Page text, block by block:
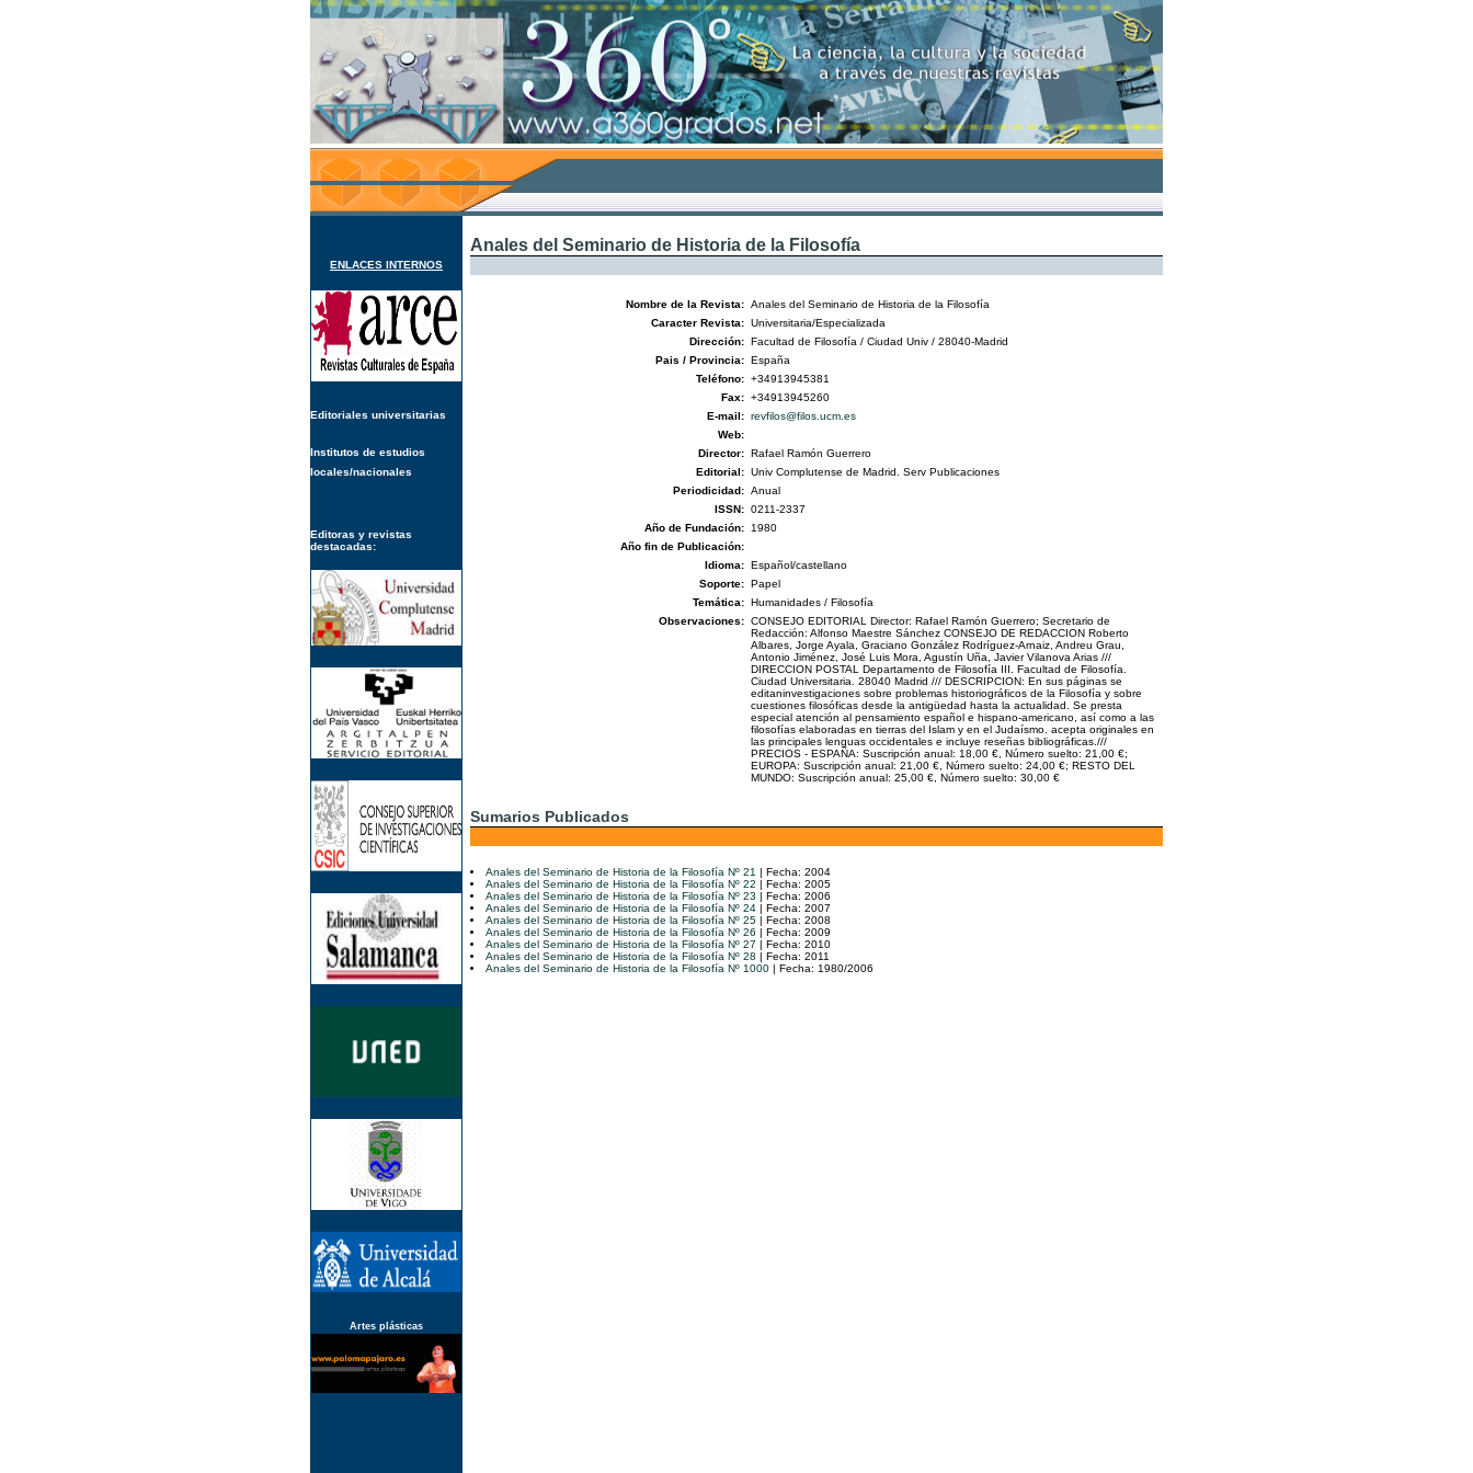
ENLACES INTERNOS
Editoriales universitarias
Institutos de estudios
locales/nacionales
Editoras y revistas
destacadas:
Artes plásticas
Anales del Seminario de Historia de la Filosofía
Nombre de la Revista: Anales del Seminario de Historia de la Filosofía
Caracter Revista: Universitaria/Especializada
Dirección: Facultad de Filosofía / Ciudad Univ / 28040-Madrid
Pais / Provincia: España
Teléfono: +34913945381
Fax: +34913945260
E-mail: revfilos@filos.ucm.es
Web:
Director: Rafael Ramón Guerrero
Editorial: Univ Complutense de Madrid. Serv Publicaciones
Periodicidad: Anual
ISSN: 0211-2337
Año de Fundación:
1980
Año fin de Publicación:
Idioma: Español/castellano
Soporte: Papel
Temática: Humanidades / Filosofía
Observaciones: CONSEJO EDITORIAL Director: Rafael Ramón Guerrero; Secretario de
Redacción: Alfonso Maestre Sánchez CONSEJO DE REDACCION Roberto
Albares, Jorge Ayala, Graciano González Rodríguez-Arnaiz, Andreu Grau,
Antonio Jiménez, José Luis Mora, Agustín Uña, Javier Vilanova Arias ///
DIRECCION POSTAL Departamento de Filosofía III. Facultad de Filosofía.
Ciudad Universitaria. 28040 Madrid /// DESCRIPCION: En sus páginas se
editaninvestigaciones sobre problemas historiográficos de la Filosofía y sobre
cuestiones filosóficas desde la antigüedad hasta la actualidad. Se presta
especial atención al pensamiento español e hispano-americano, así como a las
filosofías elaboradas en tierras del Islam y en el Judaísmo. acepta originales en
las principales lenguas occidentales e incluye reseñas bibliográficas.///
PRECIOS - ESPAÑA: Suscripción anual: 18,00 €, Número suelto: 21,00 €;
EUROPA: Suscripción anual: 21,00 €, Número suelto: 24,00 €; RESTO DEL
MUNDO: Suscripción anual: 25,00 €, Número suelto: 30,00 €
Sumarios Publicados
Anales del Seminario de Historia de la Filosofía Nº 21 | Fecha: 2004
Anales del Seminario de Historia de la Filosofía Nº 22 | Fecha: 2005
Anales del Seminario de Historia de la Filosofía Nº 23 | Fecha: 2006
Anales del Seminario de Historia de la Filosofía Nº 24 | Fecha: 2007
Anales del Seminario de Historia de la Filosofía Nº 25 | Fecha: 2008
Anales del Seminario de Historia de la Filosofía Nº 26 | Fecha: 2009
Anales del Seminario de Historia de la Filosofía Nº 27 | Fecha: 2010
Anales del Seminario de Historia de la Filosofía Nº 28 | Fecha: 2011
Anales del Seminario de Historia de la Filosofía Nº 1000 | Fecha: 1980/2006